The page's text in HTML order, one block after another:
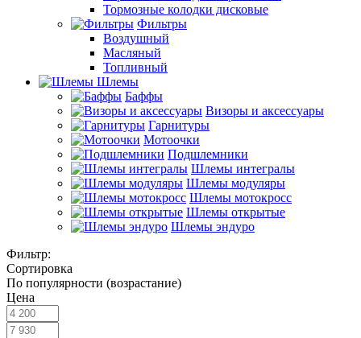
Тормозные колодки дисковые
Фильтры
Воздушный
Масляный
Топливный
Шлемы
Баффы
Визоры и аксессуары
Гарнитуры
Мотоочки
Подшлемники
Шлемы интегралы
Шлемы модуляры
Шлемы мотокросс
Шлемы открытые
Шлемы эндуро
Фильтр:
Сортировка
По популярности (возрастание)
Цена